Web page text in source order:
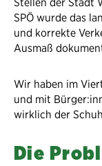
Stellen der Stadt
SPÖ wurde das
und korrekte
Ausmaß
Wir haben im
und mit
wirklich der
Die